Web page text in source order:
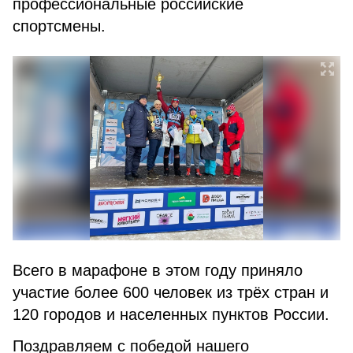
профессиональные российские
спортсмены.
Всего в марафоне в этом году приняло
участие более 600 человек из трёх стран и
120 городов и населенных пунктов России.
Поздравляем с победой нашего